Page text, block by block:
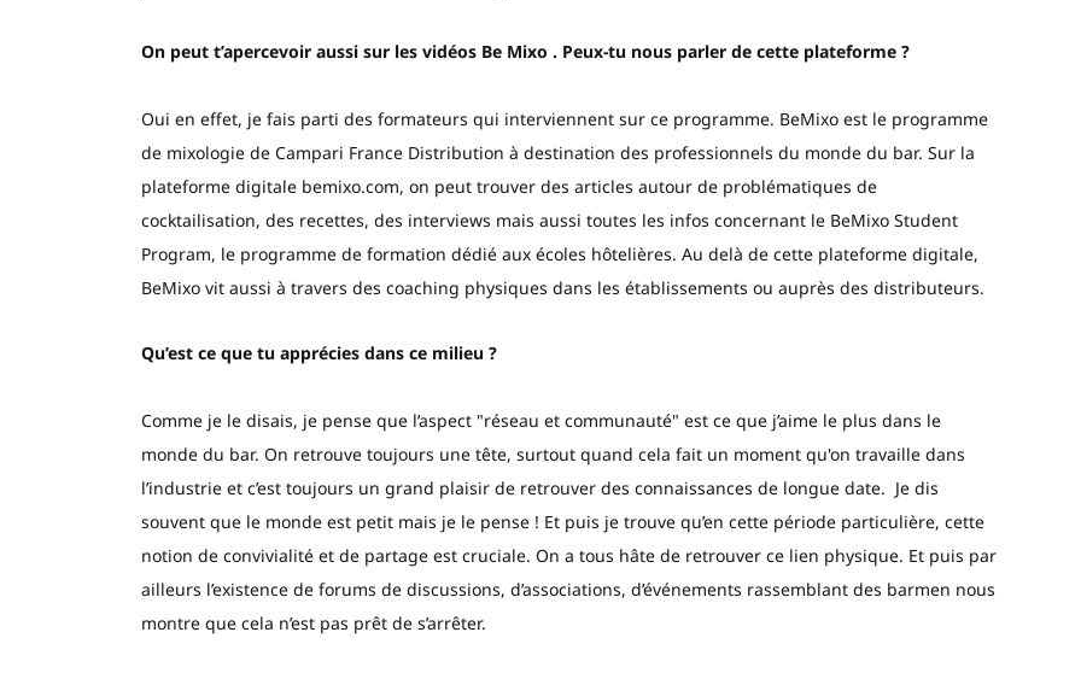
On peut t’apercevoir aussi sur les vidéos Be Mixo . Peux-tu nous parler de cette plateforme ?
Oui en effet, je fais parti des formateurs qui interviennent sur ce programme. BeMixo est le programme
de mixologie de Campari France Distribution à destination des professionnels du monde du bar. Sur la
plateforme digitale bemixo.com, on peut trouver des articles autour de problématiques de
cocktailisation, des recettes, des interviews mais aussi toutes les infos concernant le BeMixo Student
Program, le programme de formation dédié aux écoles hôtelières. Au delà de cette plateforme digitale,
BeMixo vit aussi à travers des coaching physiques dans les établissements ou auprès des distributeurs.
Qu’est ce que tu apprécies dans ce milieu ?
Comme je le disais, je pense que l’aspect "réseau et communauté" est ce que j’aime le plus dans le
monde du bar. On retrouve toujours une tête, surtout quand cela fait un moment qu'on travaille dans
l’industrie et c’est toujours un grand plaisir de retrouver des connaissances de longue date. Je dis
souvent que le monde est petit mais je le pense ! Et puis je trouve qu’en cette période particulière, cette
notion de convivialité et de partage est cruciale. On a tous hâte de retrouver ce lien physique. Et puis par
ailleurs l’existence de forums de discussions, d’associations, d’événements rassemblant des barmen nous
montre que cela n’est pas prêt de s’arrêter.